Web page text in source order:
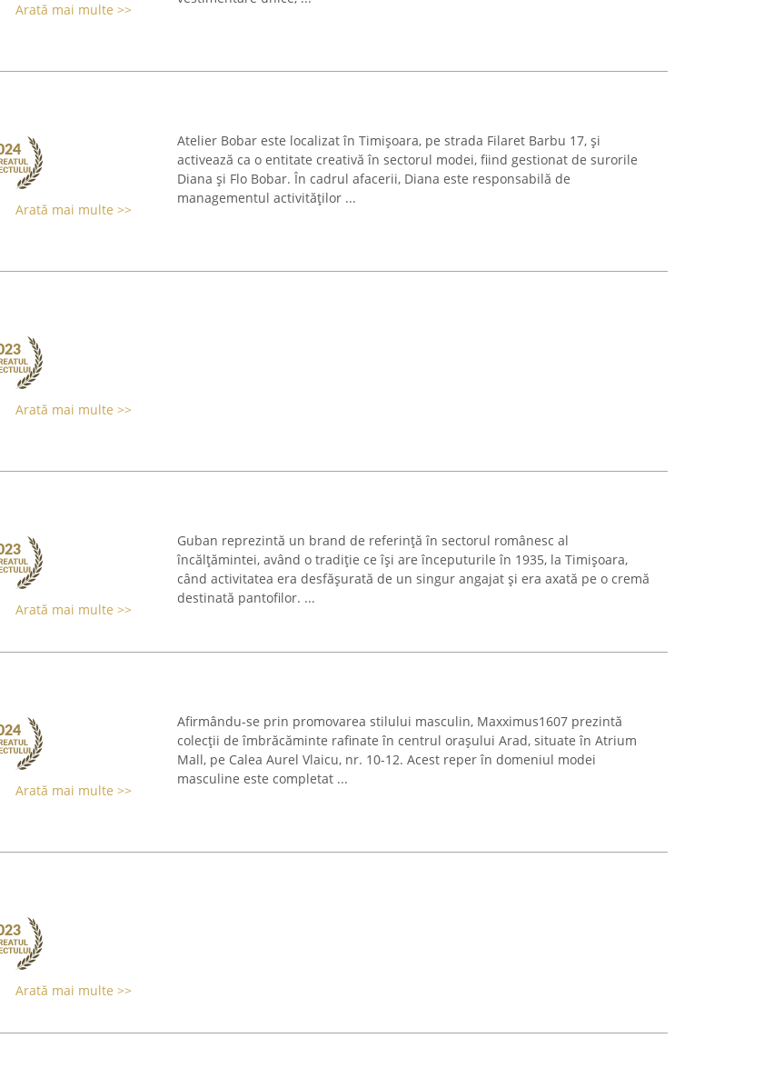
Arată mai multe >>
Arată mai multe >>
Atelier Bobar este localizat în Timișoara, pe strada Filaret Barbu 17, și
activează ca o entitate creativă în sectorul modei, fiind gestionat de surorile
Diana și Flo Bobar. În cadrul afacerii, Diana este responsabilă de
managementul activităților ...
Arată mai multe >>
Arată mai multe >>
Guban reprezintă un brand de referință în sectorul românesc al
încălțămintei, având o tradiție ce își are începuturile în 1935, la Timișoara,
când activitatea era desfășurată de un singur angajat și era axată pe o cremă
destinată pantofilor. ...
Arată mai multe >>
Afirmându-se prin promovarea stilului masculin, Maxximus1607 prezintă
colecții de îmbrăcăminte rafinate în centrul orașului Arad, situate în Atrium
Mall, pe Calea Aurel Vlaicu, nr. 10-12. Acest reper în domeniul modei
masculine este completat ...
Arată mai multe >>